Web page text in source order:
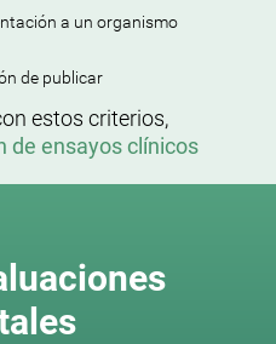
a un organismo
de publicar
estos criterios,
de ensayos clínicos